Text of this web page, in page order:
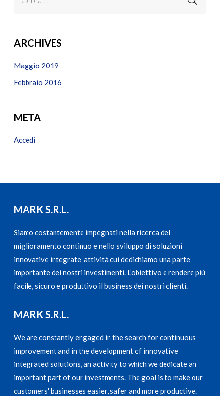
ARCHIVES
Maggio 2019
Febbraio 2016
META
Accedi
MARK S.R.L.
Siamo costantemente impegnati nella ricerca del
miglioramento continuo e nello sviluppo di soluzioni
innovative integrate, attività cui dedichiamo una parte
importante dei nostri investimenti. L’obiettivo è rendere più
facile, sicuro e produttivo il business dei nostri clienti.
MARK S.R.L.
We are constantly engaged in the search for continuous
improvement and in the development of innovative
integrated solutions, an activity to which we dedicate an
important part of our investments. The goal is to make our
customers' businesses easier, safer and more productive.